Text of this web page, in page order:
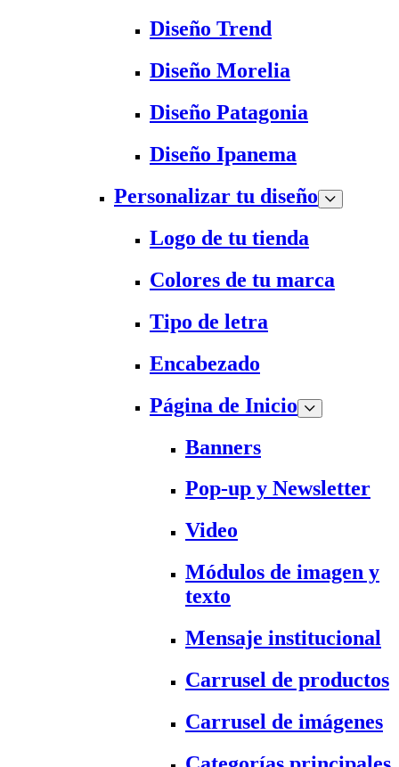
Diseño Trend
Diseño Morelia
Diseño Patagonia
Diseño Ipanema
Personalizar tu diseño
Logo de tu tienda
Colores de tu marca
Tipo de letra
Encabezado
Página de Inicio
Banners
Pop-up y Newsletter
Video
Módulos de imagen y
texto
Mensaje institucional
Carrusel de productos
Carrusel de imágenes